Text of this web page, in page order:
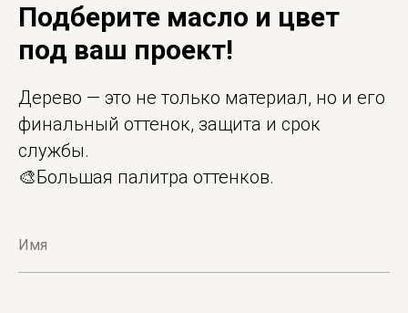
Подберите масло и цвет
под ваш проект!
Дерево — это не только материал, но и его
финальный оттенок, защита и срок
службы.
🎨Большая палитра оттенков.